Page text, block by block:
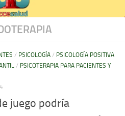
/ PSICOLOGÍA / PSICOLOGÍA POSITIVA
/ PSICOTERAPIA PARA PACIENTES Y
juego podría